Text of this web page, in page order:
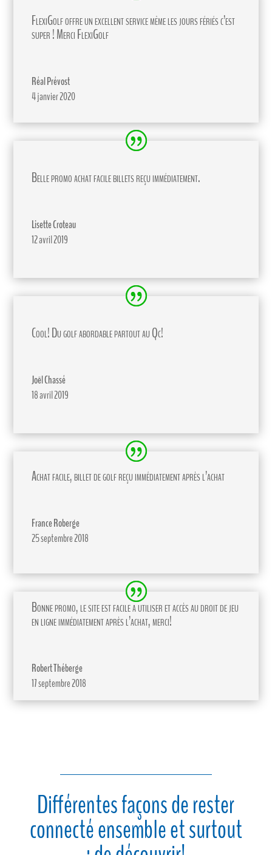
FlexiGolf offre un excellent service même les jours fériés c’est
super ! Merci FlexiGolf
Réal Prévost
4 janvier 2020
Belle promo achat facile billets reçu immédiatement.
Lisette Croteau
12 avril 2019
Cool! Du golf abordable partout au Qc!
Joël Chassé
18 avril 2019
Achat facile, billet de golf reçu immédiatement après l’achat
France Roberge
25 septembre 2018
Bonne promo, le site est facile a utiliser et accès au droit de jeu
en ligne immédiatement après l’achat, merci!
Robert Théberge
17 septembre 2018
Différentes façons de rester
connecté ensemble et surtout